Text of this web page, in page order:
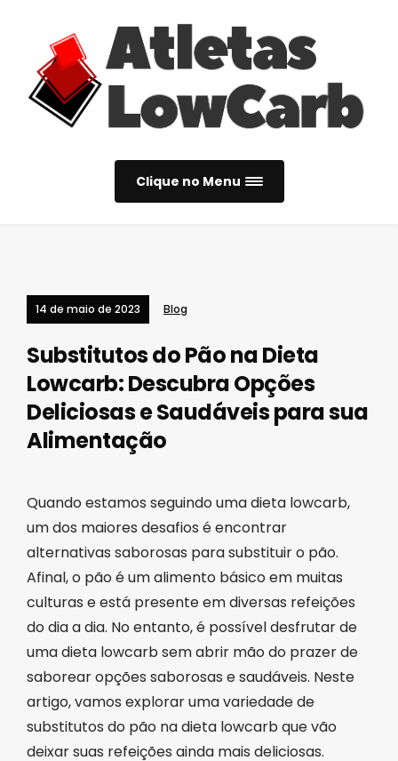
Clique no Menu
14 de maio de 2023 Blog
Substitutos do Pão na Dieta
Lowcarb: Descubra Opções
Deliciosas e Saudáveis para sua
Alimentação
Quando estamos seguindo uma dieta lowcarb,
um dos maiores desafios é encontrar
alternativas saborosas para substituir o pão.
Afinal, o pão é um alimento básico em muitas
culturas e está presente em diversas refeições
do dia a dia. No entanto, é possível desfrutar de
uma dieta lowcarb sem abrir mão do prazer de
saborear opções saborosas e saudáveis. Neste
artigo, vamos explorar uma variedade de
substitutos do pão na dieta lowcarb que vão
deixar suas refeições ainda mais deliciosas.